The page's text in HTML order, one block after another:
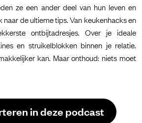
ze een ander deel van hun leven en
naar de ultieme tips. Van keukenhacks en
ontbijtadresjes. Over je ideale
en struikelblokken binnen je relatie.
kan. Maar onthoud: niets moet
in deze podcast